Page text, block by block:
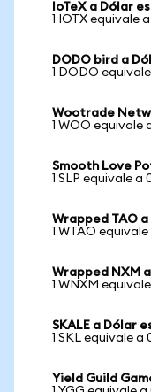
IoTeX a Dólar
1 IOTX equivale
DODO bird a
1 DODO
Wootrade
1 WOO equivale
Smooth Love
1 SLP equivale a
Wrapped TAO
1 WTAO
Wrapped NXM
1 WNXM
SKALE a Dólar
1 SKL equivale
Yield Guild